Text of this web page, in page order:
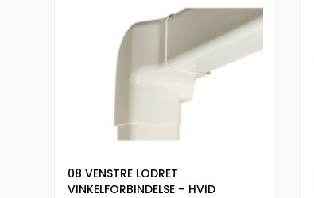
08 VENSTRE LODRET
VINKELFORBINDELSE – HVID